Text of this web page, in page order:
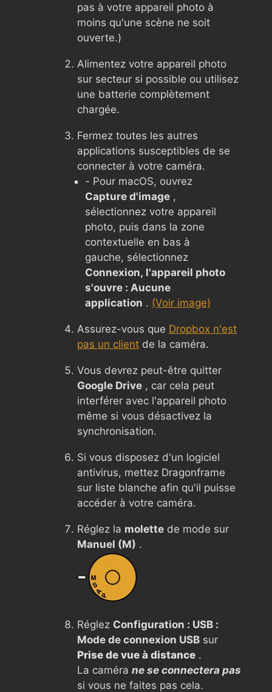
pas à votre appareil photo à
moins qu'une scène ne soit
ouverte.)
Alimentez votre appareil photo
sur secteur si possible ou utilisez
une batterie complètement
chargée.
Fermez toutes les autres
applications susceptibles de se
connecter à votre caméra.
- Pour macOS, ouvrez
Capture d'image ,
sélectionnez votre appareil
photo, puis dans la zone
contextuelle en bas à
gauche, sélectionnez
Connexion, l'appareil photo
s'ouvre : Aucune
application . (Voir image)
Assurez-vous que Dropbox n'est
pas un client de la caméra.
Vous devrez peut-être quitter
Google Drive , car cela peut
interférer avec l'appareil photo
même si vous désactivez la
synchronisation.
Si vous disposez d'un logiciel
antivirus, mettez Dragonframe
sur liste blanche afin qu'il puisse
accéder à votre caméra.
Réglez la molette de mode sur
Manuel (M) .
Réglez Configuration : USB :
Mode de connexion USB sur
Prise de vue à distance .
La caméra ne se connectera pas
si vous ne faites pas cela.